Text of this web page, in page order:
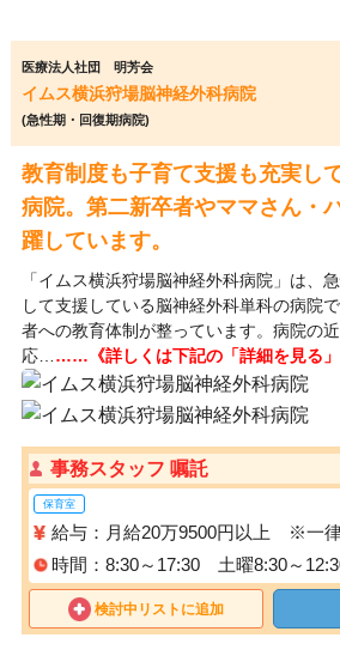
医療法人社団 明芳会
イムス横浜狩場脳神経外科病院
(急性期・回復期病院)
教育制度も子育て支援も充実し
病院。第二新卒者やママさん・
躍しています。
「イムス横浜狩場脳神経外科病院」は、
して支援している脳神経外科単科の病院
者への教育体制が整っています。病院の
応… ……《詳しくは下記の「詳細を見る」
事務スタッフ 嘱託
保育室
給与：月給20万9500円以上 ※一
時間：8:30～17:30 土曜8:30～
検討中リストに追加